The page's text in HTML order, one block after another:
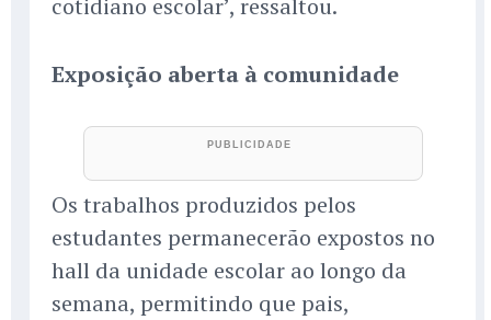
cotidiano escolar’, ressaltou.
Exposição aberta à comunidade
Os trabalhos produzidos pelos
estudantes permanecerão expostos no
hall da unidade escolar ao longo da
semana, permitindo que pais,